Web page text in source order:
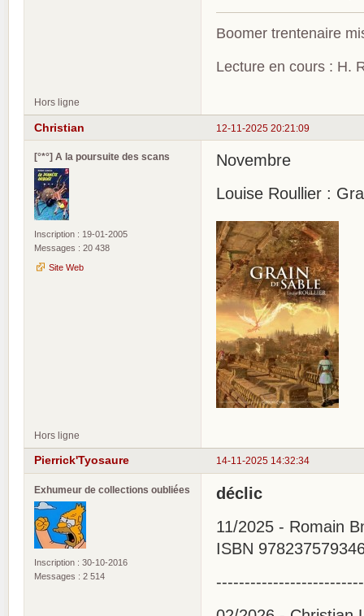
Boomer trentenaire
Lecture en cours : H.
Hors ligne
12-11-2025 20:21:09
Christian
[°*°] A la poursuite des scans
Inscription : 19-01-2005
Messages : 20 438
Site Web
Novembre
Louise Roullier :
Hors ligne
14-11-2025 14:32:34
Pierrick'Tyosaure
Exhumeur de collections oubliées
Inscription : 30-10-2016
Messages : 2 514
déclic
11/2025 - Romain
ISBN